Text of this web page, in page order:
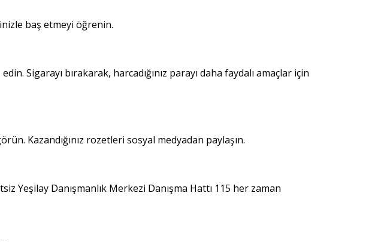
baş etmeyi öğrenin.
Sigarayı bırakarak, harcadığınız parayı daha faydalı amaçlar için
Kazandığınız rozetleri sosyal medyadan paylaşın.
Yeşilay Danışmanlık Merkezi Danışma Hattı 115 her zaman